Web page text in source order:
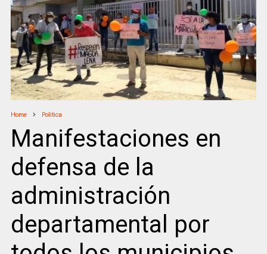
Home Politica
Manifestaciones en
defensa de la
administración
departamental por